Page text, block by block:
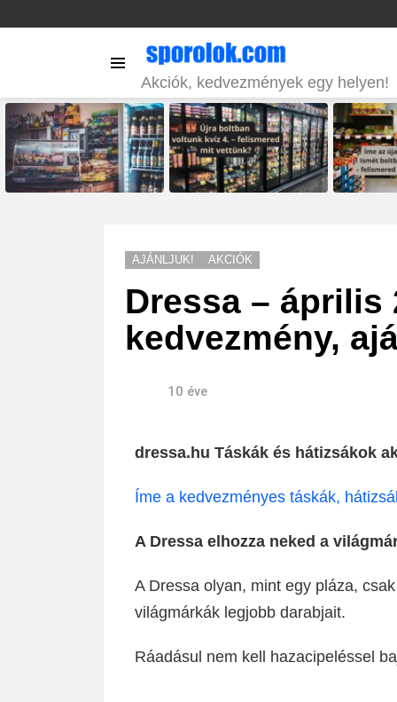
Akciók, kedvezmények egy helyen!
STORIES
AJÁNLJUK! AKCIÓK
Dressa – április
kedvezmény,
10 éve
dressa.hu Táskák és hátizsákok
Íme a kedvezményes táskák,
A Dressa elhozza neked a
A Dressa olyan, mint egy pláza,
világmárkák legjobb darabjait.
Ráadásul nem kell hazacipeléssel